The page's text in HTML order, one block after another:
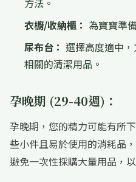
方法。
衣櫥/收納櫃： 為寶寶準
尿布台： 選擇高度適中
相關的清潔用品。
孕晚期 (29-40週)：
孕晚期，您的精力可能有所
些小件且易於使用的消耗品
避免一次性採購大量用品，